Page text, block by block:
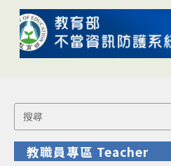
Search
for:
教職員專區 Teacher